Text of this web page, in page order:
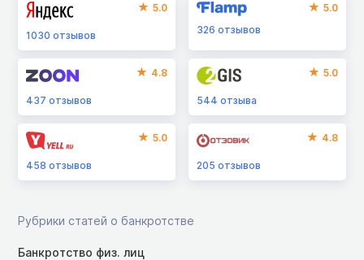
5.0
1030 отзывов
5.0
326отзывов
4.8
437 отзывов
5.0
544отзыва
5.0
458 отзывов
4.8
205отзывов
Рубрики статей о банкротстве
Банкротство физ. лиц